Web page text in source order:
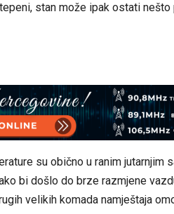
stan može ipak ostati nešto
su obično u ranim jutarnjim
bi došlo do brze razmjene
velikih komada namještaja